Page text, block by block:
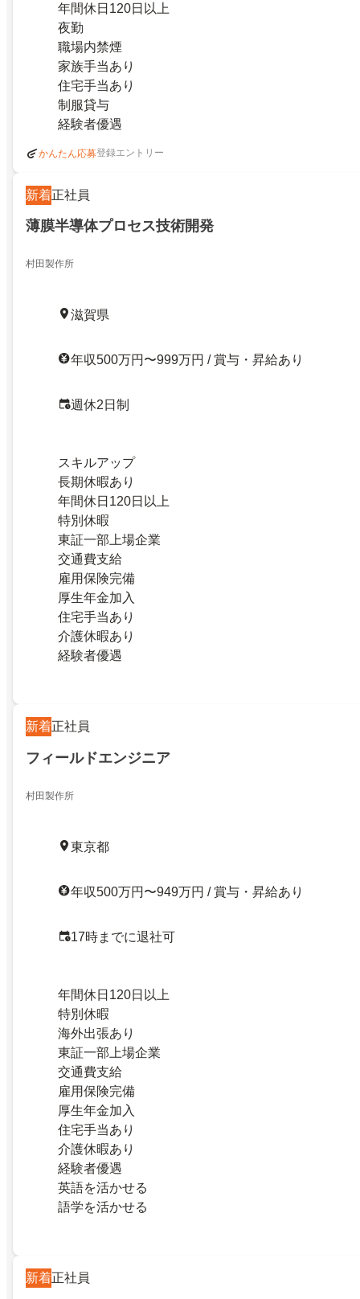
年間休日120日以上
夜勤
職場内禁煙
家族手当あり
住宅手当あり
制服貸与
経験者優遇
かんたん応募登録エントリー
新着正社員
薄膜半導体プロセス技術開発
村田製作所
滋賀県
年収500万円〜999万円 / 賞与・昇給あり
週休2日制
スキルアップ
長期休暇あり
年間休日120日以上
特別休暇
東証一部上場企業
交通費支給
雇用保険完備
厚生年金加入
住宅手当あり
介護休暇あり
経験者優遇
新着正社員
フィールドエンジニア
村田製作所
東京都
年収500万円〜949万円 / 賞与・昇給あり
17時までに退社可
年間休日120日以上
特別休暇
海外出張あり
東証一部上場企業
交通費支給
雇用保険完備
厚生年金加入
住宅手当あり
介護休暇あり
経験者優遇
英語を活かせる
語学を活かせる
新着正社員